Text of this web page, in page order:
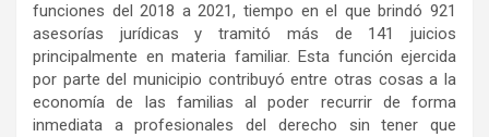
funciones del 2018 a 2021, tiempo en el que brindó 921
asesorías jurídicas y tramitó más de 141 juicios
principalmente en materia familiar. Esta función ejercida
por parte del municipio contribuyó entre otras cosas a la
economía de las familias al poder recurrir de forma
inmediata a profesionales del derecho sin tener que